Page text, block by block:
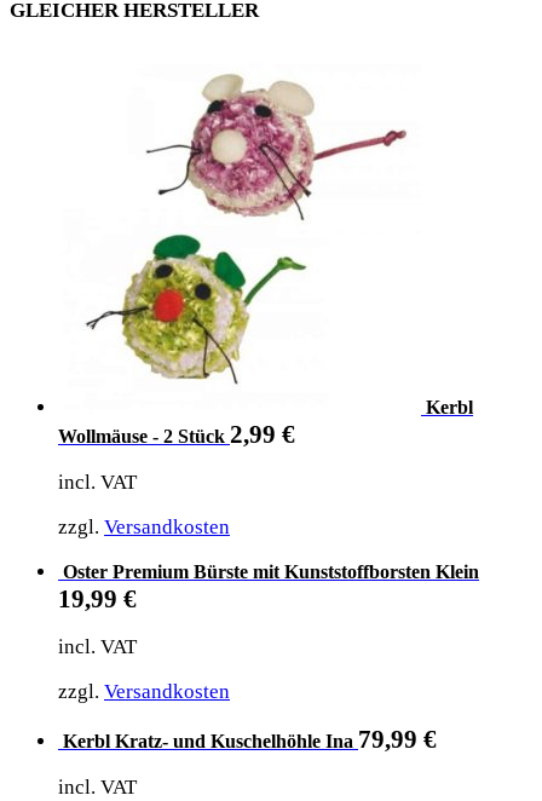
GLEICHER HERSTELLER
Kerbl
Wollmäuse - 2 Stück 2,99 €
incl. VAT
zzgl. Versandkosten
Oster Premium Bürste mit Kunststoffborsten Klein
19,99 €
incl. VAT
zzgl. Versandkosten
Kerbl Kratz- und Kuschelhöhle Ina 79,99 €
incl. VAT